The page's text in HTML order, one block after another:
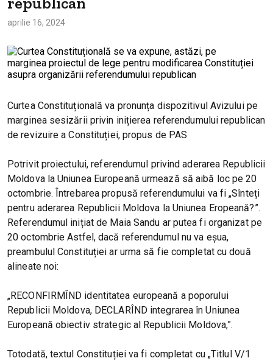
aprilie 16, 2024
Curtea Constituțională va pronunța dispozitivul Avizului pe
marginea sesizării privin inițierea referendumului republican
de revizuire a Constituției, propus de PAS
Potrivit proiectului, referendumul privind aderarea Republicii
Moldova la Uniunea Europeană urmează să aibă loc pe 20
octombrie. Întrebarea propusă referendumului va fi „Sînteți
pentru aderarea Republicii Moldova la Uniunea Eropeană?”.
Referendumul inițiat de Maia Sandu ar putea fi organizat pe
20 octombrie Astfel, dacă referendumul nu va eșua,
preambulul Constituției ar urma să fie completat cu două
alineate noi:
„RECONFIRMÎND identitatea europeană a poporului
Republicii Moldova, DECLARÎND integrarea în Uniunea
Europeană obiectiv strategic al Republicii Moldova,”.
Totodată, textul Constituției va fi completat cu „Titlul V/1